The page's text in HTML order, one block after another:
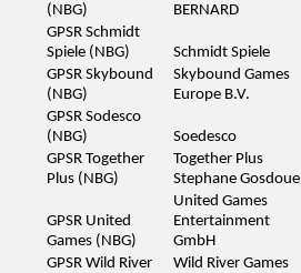
(NBG)
BERNARD
GPSR Schmidt
Spiele (NBG)
Schmidt Spiele
GPSR Skybound
(NBG)
Skybound Games
Europe B.V.
GPSR Sodesco
(NBG)
Soedesco
GPSR Together
Plus (NBG)
Together Plus
Stephane Gosdoue
GPSR United
Games (NBG)
United Games
Entertainment
GmbH
GPSR Wild River
Wild River Games